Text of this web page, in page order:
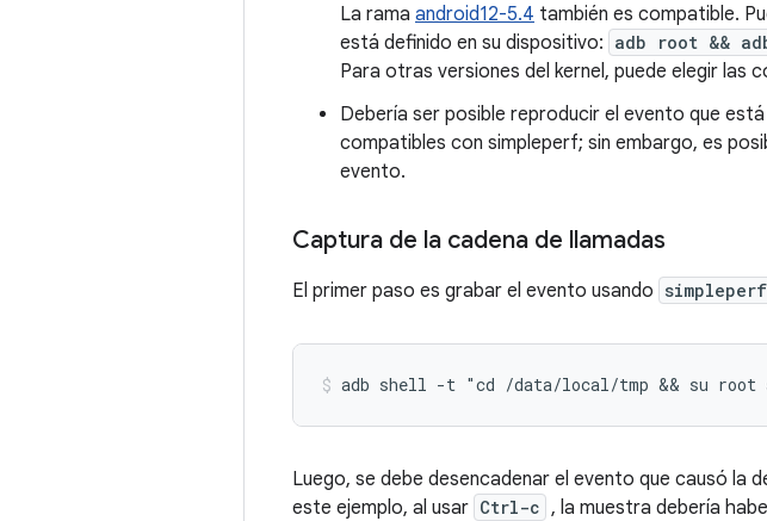
La rama android12-5.4 también es compatible.
está definido en su dispositivo: adb root &&
Para otras versiones del kernel, puede elegir las
Debería ser posible reproducir el evento que
compatibles con simpleperf; sin embargo, es
evento.
Captura de la cadena de llamadas
El primer paso es grabar el evento usando
Luego, se debe desencadenar el evento que causó la
este ejemplo, al usar Ctrl-c , la muestra debería